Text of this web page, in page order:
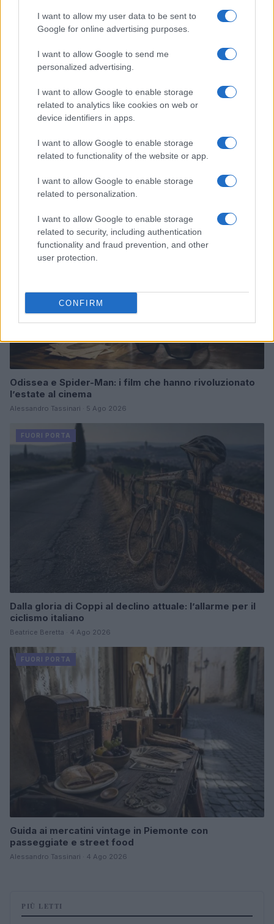
I want to allow my user data to be sent to
Google for online advertising purposes.
I want to allow Google to send me
personalized advertising.
I want to allow Google to enable storage
related to analytics like cookies on web or
device identifiers in apps.
I want to allow Google to enable storage
related to functionality of the website or app.
I want to allow Google to enable storage
related to personalization.
I want to allow Google to enable storage
related to security, including authentication
functionality and fraud prevention, and other
user protection.
CONFIRM
Continua a leggere
Odissea e Spider-Man: i film che hanno rivoluzionato
l’estate al cinema
Alessandro Tassinari · 5 Ago 2026
FUORI PORTA
Dalla gloria di Coppi al declino attuale: l’allarme per il
ciclismo italiano
Beatrice Beretta · 4 Ago 2026
FUORI PORTA
Guida ai mercatini vintage in Piemonte con
passeggiate e street food
Alessandro Tassinari · 4 Ago 2026
PIÙ LETTI